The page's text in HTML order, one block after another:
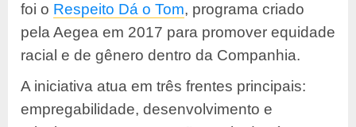
foi o Respeito Dá o Tom, programa criado
pela Aegea em 2017 para promover equidade
racial e de gênero dentro da Companhia.
A iniciativa atua em três frentes principais:
empregabilidade, desenvolvimento e